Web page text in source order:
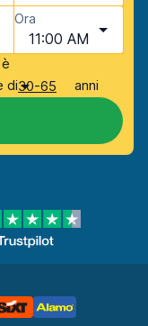
Ora
11:00 AM
di30-65 anni